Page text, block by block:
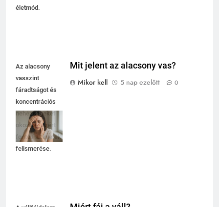
életmód.
Az alacsony
vasszint
fáradtságot és
koncentrációs
nehézségeket
okozhat, ezért
fontos a tünetek
felismerése.
Mit jelent az alacsony vas?
Mikor kell
5 nap ezelőtt 0